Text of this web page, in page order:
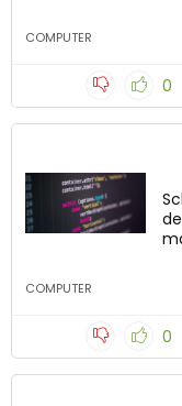
COMPUTER
0
COMPUTER
0